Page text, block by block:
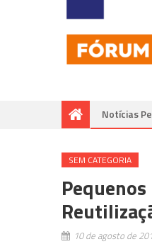
Notícias
SEM CATEGORIA
10 de agosto de